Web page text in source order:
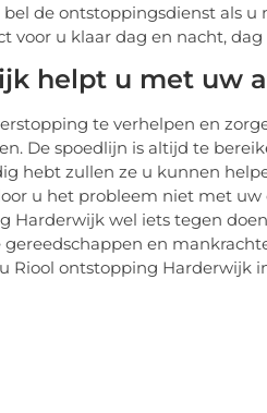
de ontstoppingsdienst als
voor u klaar dag en nacht,
helpt u met uw
te verhelpen en
De spoedlijn is altijd te
hebt zullen ze u kunnen
u het probleem niet met uw
wel iets tegen
en
Riool ontstopping Harderwijk